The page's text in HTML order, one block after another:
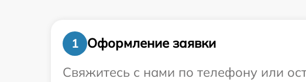
1
Оформление заявки
Свяжитесь с нами по телефону или